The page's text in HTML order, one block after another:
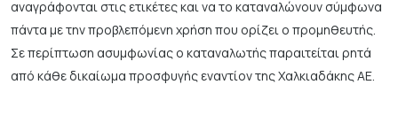
αναγράφονται στις ετικέτες και να το καταναλώνουν σύμφωνα
πάντα με την προβλεπόμενη χρήση που ορίζει ο προμηθευτής.
Σε περίπτωση ασυμφωνίας ο καταναλωτής παραιτείται ρητά
από κάθε δικαίωμα προσφυγής εναντίον της Χαλκιαδάκης ΑΕ.